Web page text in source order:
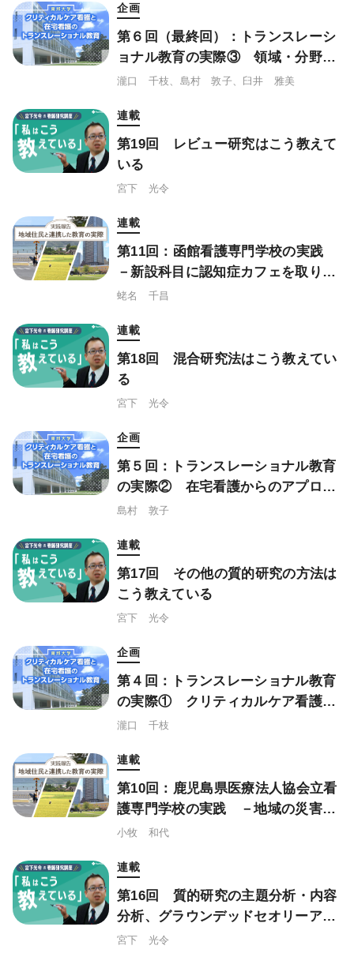
企画
第６回（最終回）：トランスレーシ
ョナル教育の実際③ 領域・分野横
断研究の取り組み
瀧口 千枝、島村 敦子、臼井 雅美
連載
第19回 レビュー研究はこう教えて
いる
宮下 光令
連載
第11回：函館看護専門学校の実践
－新設科目に認知症カフェを取り入
れて
蛯名 千昌
連載
第18回 混合研究法はこう教えてい
る
宮下 光令
企画
第５回：トランスレーショナル教育
の実際② 在宅看護からのアプロー
チ
島村 敦子
連載
第17回 その他の質的研究の方法は
こう教えている
宮下 光令
企画
第４回：トランスレーショナル教育
の実際① クリティカルケア看護学
からのアプローチ
瀧口 千枝
連載
第10回：鹿児島県医療法人協会立看
護専門学校の実践 －地域の災害経
験から考案した「図上シミュレーシ
小牧 和代
連載
第16回 質的研究の主題分析・内容
分析、グラウンデッドセオリーアプ
ローチはこう教えている
宮下 光令